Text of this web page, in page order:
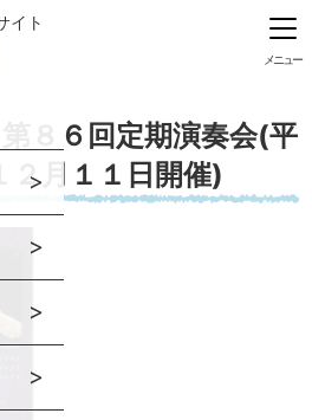
イト
メニュー
第８６回定期演奏会(平
２月１１日開催)